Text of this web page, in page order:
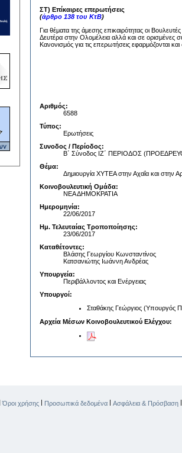
ΣΤ) Επίκαιρες επερωτήσεις
(άρθρο 138 του ΚτΒ)
Για θέματα της άμεσης επικαιρότητας οι
Δευτέρα στην Ολομέλεια αλλά και σε ορισμένες
Κανονισμός για τις επερωτήσεις εφαρμόζονται
Αριθμός:
6588
Τύπος:
Ερωτήσεις
Συνοδος / Περίοδος:
Β΄ Σύνοδος ΙΖ΄ ΠΕΡΙΟΔΟΣ
Θέμα:
Δημιουργία ΧΥΤΕΑ στην Αχαΐα και στην
Κοινοβουλευτική Ομάδα:
ΝΕΑ ΔΗΜΟΚΡΑΤΙΑ
Ημερομηνία:
22/06/2017
Ημ. Τελευταίας Τροποποίησης:
23/06/2017
Καταθέτοντες:
Βλάσης Γεωργίου Κωνσταντίνος
Κατσανιώτης Ιωάννη Ανδρέας
Υπουργεία:
Περιβάλλοντος και Ενέργειας
Υπουργοί:
Σταθάκης Γεώργιος (Υπουργός
Αρχεία Μέσων Κοινοβουλευτικού Ελέγχου:
|Όροι χρήσης Προσωπικά δεδομένα Ασφάλεια & Πρόσβαση